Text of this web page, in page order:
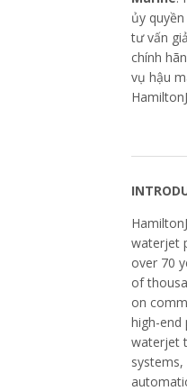
ủy
tư vấn
chính
vụ hậu
waterjet
over 70
of
on
high-end
waterjet
systems,